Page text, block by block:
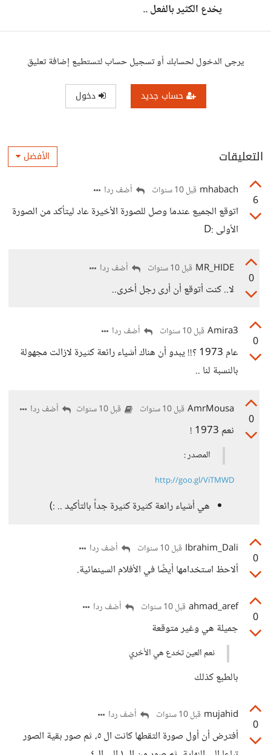
يخدع الكثير بالفعل ..
يرجى الدخول لحسابك أو تسجيل حساب لتستطيع إضافة تعليق
حساب جديد دخول
التعليقات الأفضل
6
mhabach قبل 10 سنوات أضف ردا
اتوقع الجميع عندما وصل للصورة الأخيرة عاد ليتأكد من الصورة
الأولى :D
0
MR_HIDE قبل 10 سنوات أضف ردا
لا.. كنت أتوقع أن أرى رجل أخرى..
0
Amira3 قبل 10 سنوات أضف ردا
عام 1973 ؟!! يبدو أن هناك أشياء رائعة كثيرة لازالت مجهولة
بالنسبة لنا ..
0
AmrMousa قبل 10 سنوات قبل 10 سنوات أضف ردا
نعم 1973 !
المصدر :
http://goo.gl/ViTMWD
هي أشياء رائعة كثيرة كثيرة جداً بالتأكيد .. :)
0
Ibrahim_Dali قبل 10 سنوات أضف ردا
ألاحظ استخدامها أيضًا في الأفلام السينمائية.
0
ahmad_aref قبل 10 سنوات أضف ردا
جميلة هي وغير متوقعة
نعم العين تخدع هي الأخري
بالطبع كذلك
0
mujahid قبل 10 سنوات أضف ردا
أفترض أن أول صورة التقطها كانت ال ٥، ثم صور بقية الصور